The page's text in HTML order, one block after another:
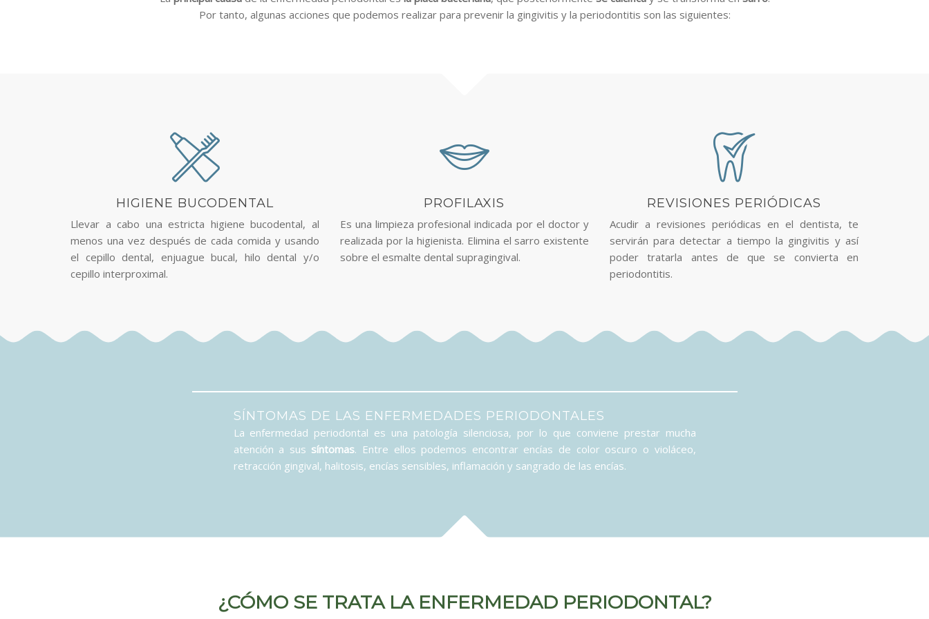
Por tanto, algunas acciones que podemos realizar para prevenir la gingivitis y la periodontitis son las siguientes:
HIGIENE BUCODENTAL
Llevar a cabo una estricta higiene bucodental, al
menos una vez después de cada comida y usando
el cepillo dental, enjuague bucal, hilo dental y/o
cepillo interproximal.
PROFILAXIS
Es una limpieza profesional indicada por el doctor y
realizada por la higienista. Elimina el sarro existente
sobre el esmalte dental supragingival.
REVISIONES PERIÓDICAS
Acudir a revisiones periódicas en el dentista, te
servirán para detectar a tiempo la gingivitis y así
poder tratarla antes de que se convierta en
periodontitis.
SÍNTOMAS DE LAS ENFERMEDADES PERIODONTALES
La enfermedad periodontal es una patología silenciosa, por lo que conviene prestar mucha
atención a sus síntomas. Entre ellos podemos encontrar encías de color oscuro o violáceo,
retracción gingival, halitosis, encías sensibles, inflamación y sangrado de las encías.
¿CÓMO SE TRATA LA ENFERMEDAD PERIODONTAL?